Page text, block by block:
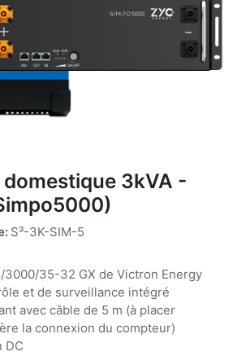
domestique 3kVA -
S³-3K-SIM-5
3000/35-32 GX de Victron Energy
et de surveillance intégré
avec câble de 5 m (à placer
la connexion du compteur)
DC